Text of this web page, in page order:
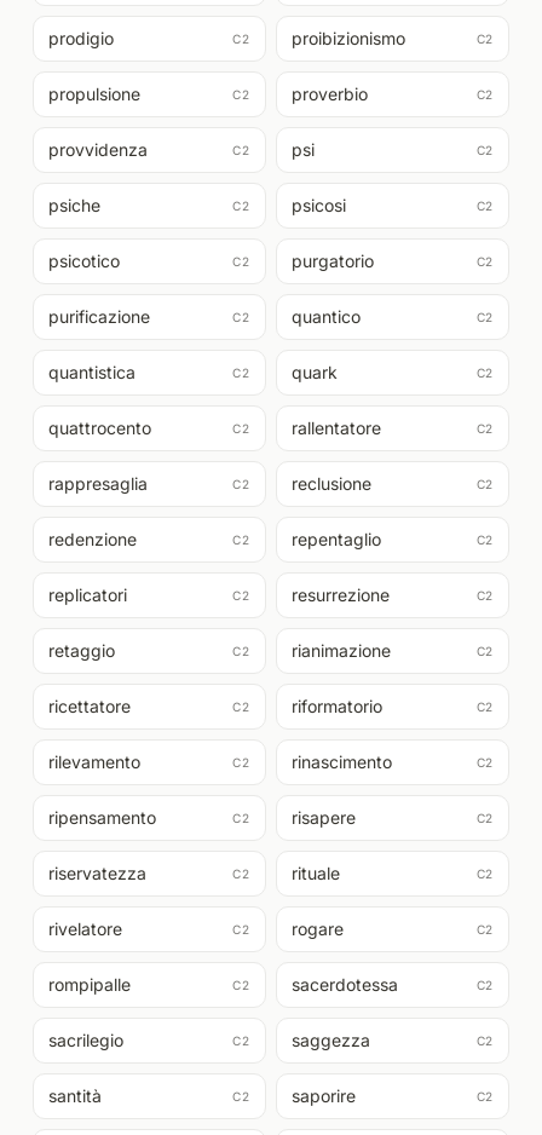
prodigio C2 proibizionismo C2
propulsione C2 proverbio C2
provvidenza C2 psi C2
psiche C2 psicosi C2
psicotico C2 purgatorio C2
purificazione C2 quantico C2
quantistica C2 quark C2
quattrocento C2 rallentatore C2
rappresaglia C2 reclusione C2
redenzione C2 repentaglio C2
replicatori C2 resurrezione C2
retaggio C2 rianimazione C2
ricettatore C2 riformatorio C2
rilevamento C2 rinascimento C2
ripensamento C2 risapere C2
riservatezza C2 rituale C2
rivelatore C2 rogare C2
rompipalle C2 sacerdotessa C2
sacrilegio C2 saggezza C2
santità C2 saporire C2